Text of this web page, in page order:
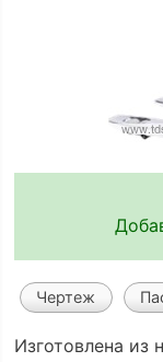
Чертеж
Изготовлена